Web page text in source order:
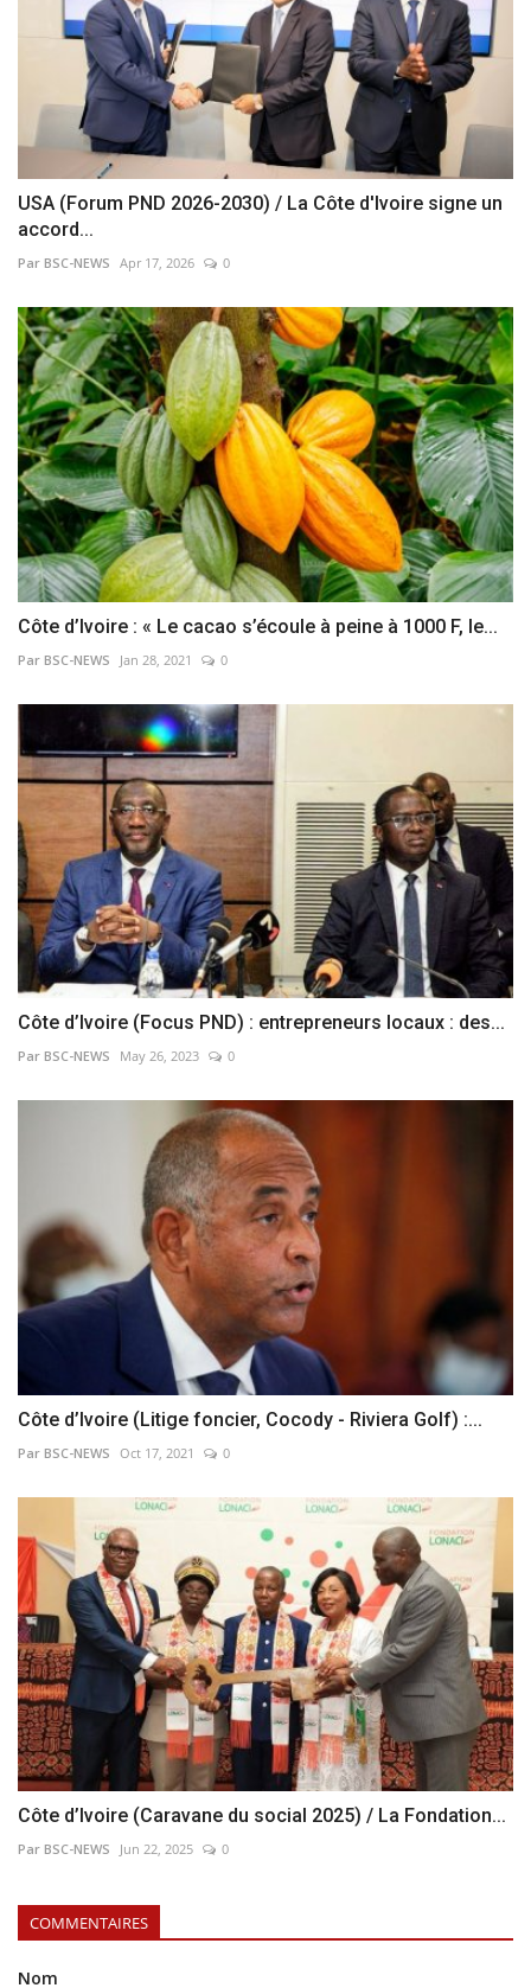
USA (Forum PND 2026-2030) / La Côte d'Ivoire signe un
accord...
Par BSC-NEWS Apr 17, 2026 0
Côte d’Ivoire : « Le cacao s’écoule à peine à 1000 F, le...
Par BSC-NEWS Jan 28, 2021 0
Côte d’Ivoire (Focus PND) : entrepreneurs locaux : des...
Par BSC-NEWS May 26, 2023 0
Côte d’Ivoire (Litige foncier, Cocody - Riviera Golf) :...
Par BSC-NEWS Oct 17, 2021 0
Côte d’Ivoire (Caravane du social 2025) / La Fondation...
Par BSC-NEWS Jun 22, 2025 0
COMMENTAIRES
Nom